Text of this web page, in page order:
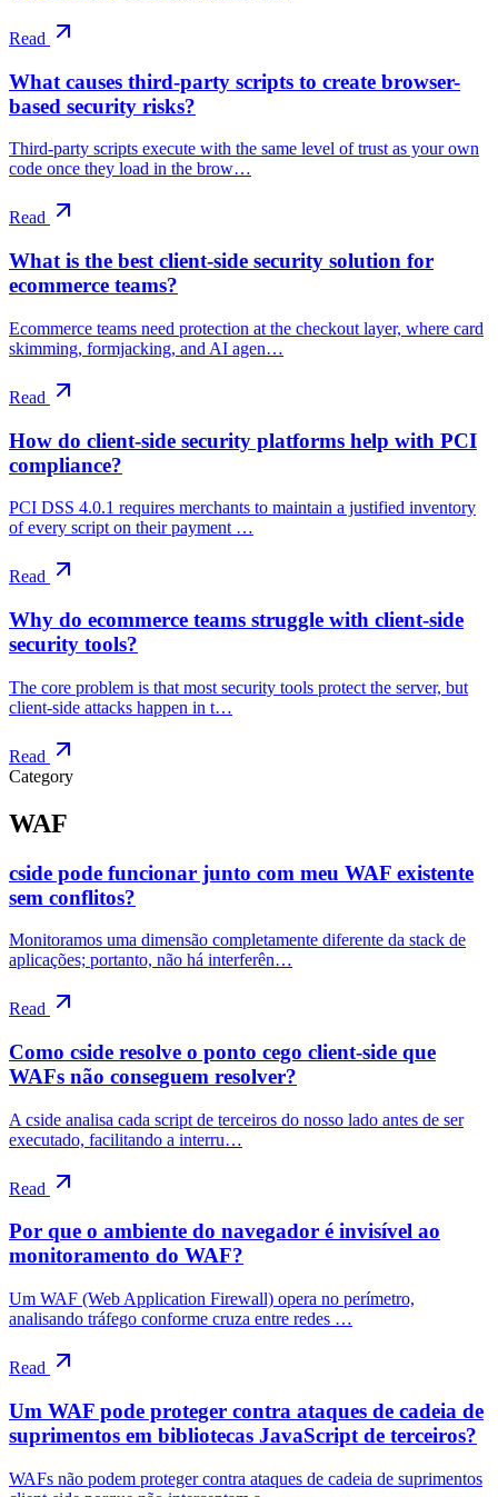
Read
What causes third-party scripts to create browser-
based security risks?
Third-party scripts execute with the same level of trust as your own
code once they load in the brow…
Read
What is the best client-side security solution for
ecommerce teams?
Ecommerce teams need protection at the checkout layer, where card
skimming, formjacking, and AI agen…
Read
How do client-side security platforms help with PCI
compliance?
PCI DSS 4.0.1 requires merchants to maintain a justified inventory
of every script on their payment …
Read
Why do ecommerce teams struggle with client-side
security tools?
The core problem is that most security tools protect the server, but
client-side attacks happen in t…
Read
Category
WAF
cside pode funcionar junto com meu WAF existente
sem conflitos?
Monitoramos uma dimensão completamente diferente da stack de
aplicações; portanto, não há interferên…
Read
Como cside resolve o ponto cego client-side que
WAFs não conseguem resolver?
A cside analisa cada script de terceiros do nosso lado antes de ser
executado, facilitando a interru…
Read
Por que o ambiente do navegador é invisível ao
monitoramento do WAF?
Um WAF (Web Application Firewall) opera no perímetro,
analisando tráfego conforme cruza entre redes …
Read
Um WAF pode proteger contra ataques de cadeia de
suprimentos em bibliotecas JavaScript de terceiros?
WAFs não podem proteger contra ataques de cadeia de suprimentos